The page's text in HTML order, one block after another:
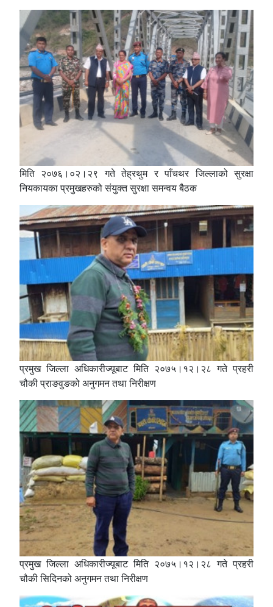
मिति २०७६।०२।२९ गते तेह्रथुम र पाँचथर जिल्लाको सुरक्षा
नियकायका प्रमुखहरुको संयुक्त सुरक्षा समन्वय बैठक
प्रमुख जिल्ला अधिकारीज्यूबाट मिति २०७५।१२।२८ गते प्रहरी
चौकी प्राङवुङको अनुगमन तथा निरीक्षण
प्रमुख जिल्ला अधिकारीज्यूबाट मिति २०७५।१२।२८ गते प्रहरी
चौकी सिदिनको अनुगमन तथा निरीक्षण